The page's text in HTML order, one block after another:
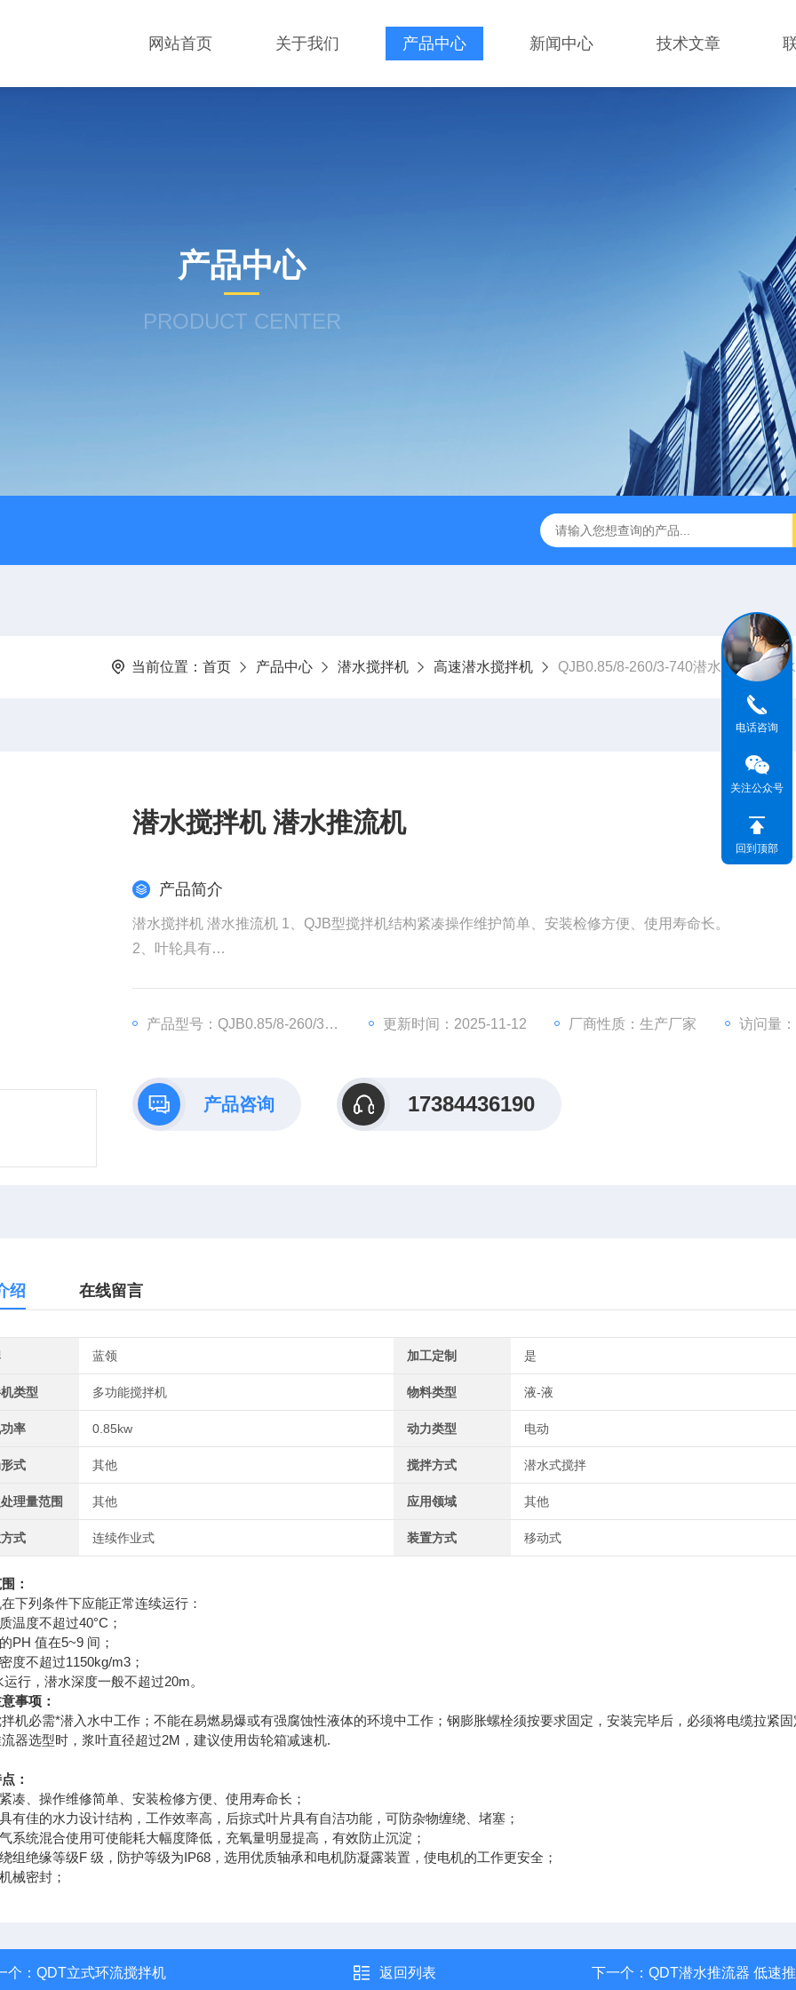
网站首页 关于我们 产品中心 新闻中心 技术文章
产品中心
PRODUCT CENTER
当前位置： 首页 产品中心 潜水搅拌机 高速潜水搅拌机 QJB0.85/8-260/3-740潜水搅拌机 潜
潜水搅拌机 潜水推流机
产品简介
潜水搅拌机 潜水推流机 1、QJB型搅拌机结构紧凑操作维护简单、安装检修方便、使用寿命长。
2、叶轮具有
4、电机绕组绝缘等级为级，防护等级为IP68，选用进口轴承和利的电机防凝露装置，使电机的工作更加安
产品型号：QJB0.85/8-260/3-740 更新时间：2025-11-12 厂商性质：生产厂家 访问量
产品咨询 17384436190
绍 在线留言
蓝领 加工定制 是
类型 多功能搅拌机 物料类型 液-液
率 0.85kw 动力类型 电动
式 其他 搅拌方式 潜水式搅拌
理量范围 其他 应用领域 其他
式 连续作业式 装置方式 移动式
：
下列条件下应能正常连续运行：
温度不超过40°C；
PH 值在5~9 间；
度不超过1150kg/m3；
运行，潜水深度一般不超过20m。
事项：
机必需*潜入水中工作；不能在易燃易爆或有强腐蚀性液体的环境中工作；钢膨胀螺栓须按要求固定，安装完毕后，必须将电缆拉紧
器选型时，浆叶直径超过2M，建议使用齿轮箱减速机.
：
凑、操作维修简单、安装检修方便、使用寿命长；
有佳的水力设计结构，工作效率高，后掠式叶片具有自洁功能，可防杂物缠绕、堵塞；
系统混合使用可使能耗大幅度降低，充氧量明显提高，有效防止沉淀；
组绝缘等级F 级，防护等级为IP68，选用优质轴承和电机防凝露装置，使电机的工作更安全；
械密封；
个： QDT立式环流搅拌机 返回列表 下一个： QDT潜水推流器 低速
电话咨询
关注公众号
回到顶部